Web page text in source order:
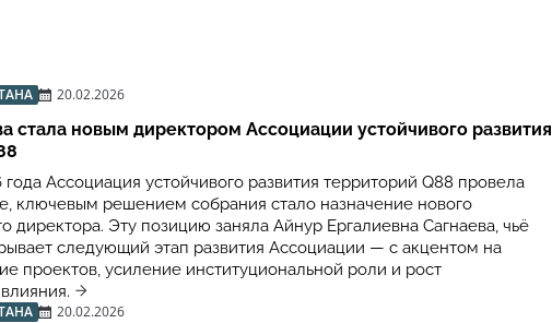
20.02.2026
стала новым директором Ассоциации устойчивого развития
года Ассоциация устойчивого развития территорий Q88 провела
ключевым решением собрания стало назначение нового
директора. Эту позицию заняла Айнур Ергалиевна Сагнаева, чьё
следующий этап развития Ассоциации — с акцентом на
проектов, усиление институциональной роли и рост
20.02.2026